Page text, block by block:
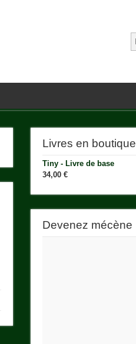
Livres en boutique
Tiny - Livre de base
34,00 €
Devenez mécène